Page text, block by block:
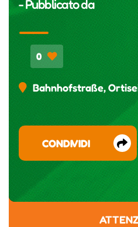
- Pubblicato da
0
Bahnhofstraße,
CONDIVIDI